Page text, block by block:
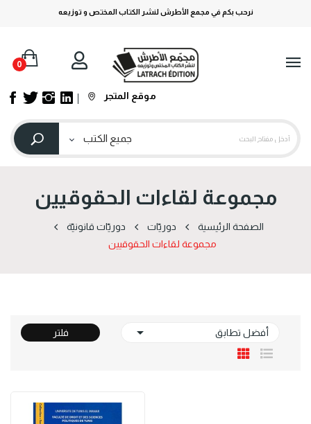
نرحب بكم في مجمع الأطرش لنشر الكتاب المختص و توزيعه
0
موقع المتجر
مجموعة لقاءات الحقوقيين
الصفحة الرئيسية دوریّات
دوریّات قانونیّة
مجموعة لقاءات الحقوقيين
أفضل تطابق  فلتر